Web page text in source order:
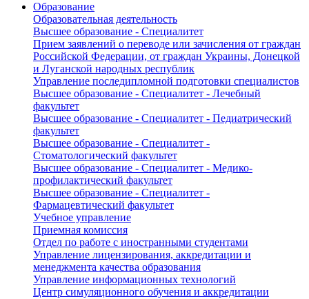
Образование
Образовательная деятельность
Высшее образование - Специалитет
Прием заявлений о переводе или зачисления от граждан
Российской Федерации, от граждан Украины, Донецкой
и Луганской народных республик
Управление последипломной подготовки специалистов
Высшее образование - Специалитет - Лечебный
факультет
Высшее образование - Специалитет - Педиатрический
факультет
Высшее образование - Специалитет -
Стоматологический факультет
Высшее образование - Специалитет - Медико-
профилактический факультет
Высшее образование - Специалитет -
Фармацевтический факультет
Учебное управление
Приемная комиссия
Отдел по работе с иностранными студентами
Управление лицензирования, аккредитации и
менеджмента качества образования
Управление информационных технологий
Центр симуляционного обучения и аккредитации